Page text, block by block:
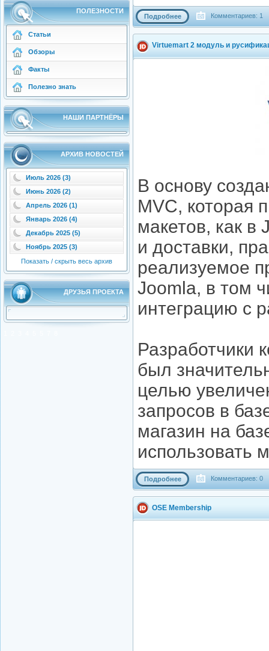
ПОЛЕЗНОСТИ
Статьи
Обзоры
Факты
Полезно знать
НАШИ ПАРТНЁРЫ
АРХИВ НОВОСТЕЙ
Июль 2026 (3)
Июнь 2026 (2)
Апрель 2026 (1)
Январь 2026 (4)
Декабрь 2025 (5)
Ноябрь 2025 (3)
Показать / скрыть весь архив
ДРУЗЬЯ ПРОЕКТА
Подробнее Комментариев: 1
Virtuemart 2 модуль и
В основу
MVC, которая
макетов, как
и доставки,
реализуемое
Joomla, в том
интеграцию с
Разработчики
был
целью
запросов в
магазин на
использовать
Подробнее Комментариев: 0
OSE Membership